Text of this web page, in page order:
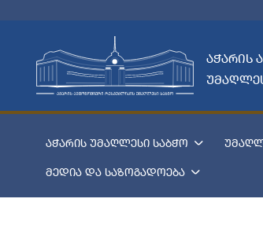
აჭარის
აჭარის უმაღლესი საბჭო
მედია და საზოგადოება